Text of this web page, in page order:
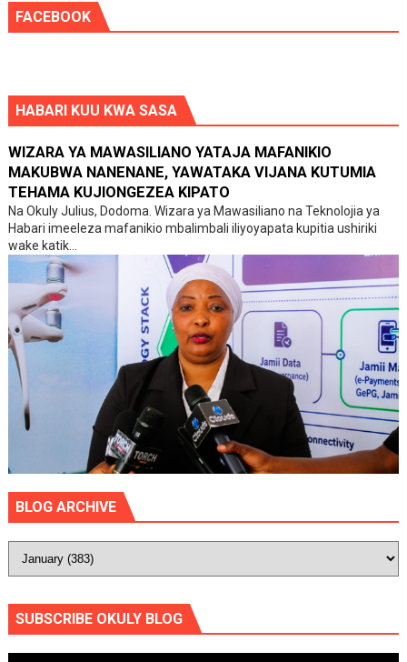
FACEBOOK
HABARI KUU KWA SASA
WIZARA YA MAWASILIANO YATAJA MAFANIKIO
MAKUBWA NANENANE, YAWATAKA VIJANA KUTUMIA
TEHAMA KUJIONGEZEA KIPATO
Na Okuly Julius, Dodoma. Wizara ya Mawasiliano na Teknolojia ya
Habari imeeleza mafanikio mbalimbali iliyoyapata kupitia ushiriki
wake katik...
BLOG ARCHIVE
SUBSCRIBE OKULY BLOG